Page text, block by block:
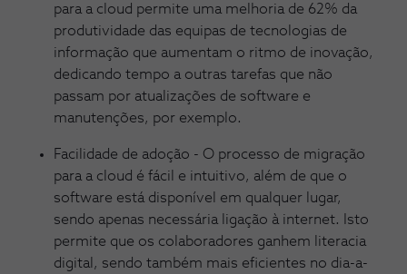
para a cloud permite uma melhoria de 62% da
produtividade das equipas de tecnologias de
informação que aumentam o ritmo de inovação,
dedicando tempo a outras tarefas que não
passam por atualizações de software e
manutenções, por exemplo.
Facilidade de adoção - O processo de migração
para a cloud é fácil e intuitivo, além de que o
software está disponível em qualquer lugar,
sendo apenas necessária ligação à internet. Isto
permite que os colaboradores ganhem literacia
digital, sendo também mais eficientes no dia-a-